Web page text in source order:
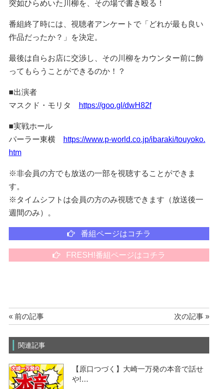
突如ひらめいた川柳を、その場で書き殴る！
番組終了時には、視聴者アンケートで「どれが最も良い
作品だったか？」を決定。
最後は自らお店に交渉し、その川柳をカウンター前に飾
ってもらうことができるのか！？
■出演者
マスクド・モリタ https://goo.gl/dwH82f
■実戦ホール
パーラー東横 https://www.p-world.co.jp/ibaraki/touyoko.
htm
※非会員の方でも放送の一部を視聴することができま
す。
※タイムシフトは会員の方のみ視聴できます（放送後一
週間のみ）。
番組ページはコチラ
FRESH!番組ページはコチラ
« 前の記事 次の記事 »
関連記事
【原口つづく】大崎一万発の本音で話せ
や!…